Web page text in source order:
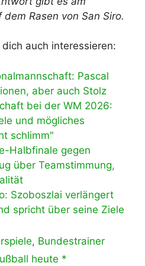
Rasen von San Siro.
auch interessieren:
Pascal
aber auch Stolz
bei der WM 2026:
und mögliches
schlimm"
Halbfinale gegen
über Teamstimmung,
Szoboszlai verlängert
spricht über seine Ziele
, Bundestrainer
heute *